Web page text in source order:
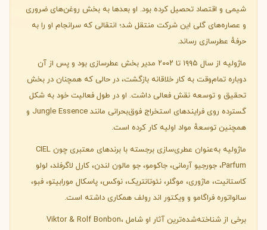
شیمی و اقتصاد تحصیل کرده بود. او بعدها به بخش روغن‌های ضروری
و عصاره‌های گلی این شرکت منتقل شد؛ انتقالی که سرانجام او را به
حرفهٔ عطرسازی رساند.
ماژولیه از سال ۱۹۹۵ تا ۲۰۰۲ مدیر بخش عطرسازی بود و پس از آن
دوباره تمام‌وقت به کار خلاقانه بازگشت، در حالی که همچنان در بخش
تحقیق و توسعه نقش فعالی داشت. او در طول فعالیت خود به شکل
گسترده روی فرایندهای استخراج فوق‌بحرانی مانند Jungle Essence و
همچنین توسعهٔ مواد اولیه کار کرده است.
ماژولیه به‌عنوان عطری‌سازی برجسته با برندهای معتبری چون CIEL
Parfum، جورجیو آرمانی، جاکومو، جو مالون لندن، کارل لاگرفلد، لولو
کاستانیت، ماژوری، موگلر، نئوتانتریک، نوکس، پاسکال مورابیتو، فبو،
سالواتوره فراگامو و ویکتور اند رولف همکاری داشته است.
برخی از شناخته‌شده‌ترین آثار او شامل Viktor & Rolf Bonbon،